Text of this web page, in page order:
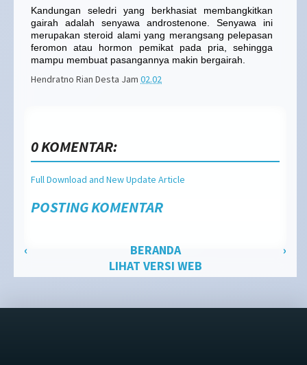
Kandungan seledri yang berkhasiat membangkitkan
gairah adalah senyawa androstenone. Senyawa ini
merupakan steroid alami yang merangsang pelepasan
feromon atau hormon pemikat pada pria, sehingga
mampu membuat pasangannya makin bergairah.
Hendratno Rian Desta Jam 02.02
0 KOMENTAR:
Full Download and New Update Article
POSTING KOMENTAR
‹ ›
BERANDA
LIHAT VERSI WEB